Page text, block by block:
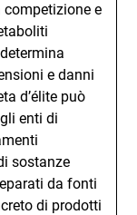
e
e danni
d’élite può
enti di
sostanze
da fonti
di prodotti